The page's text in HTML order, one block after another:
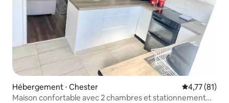
Hébergement ⋅ Chester Évaluation
4,77 (81)
Maison confortable avec 2 chambres et stationnement